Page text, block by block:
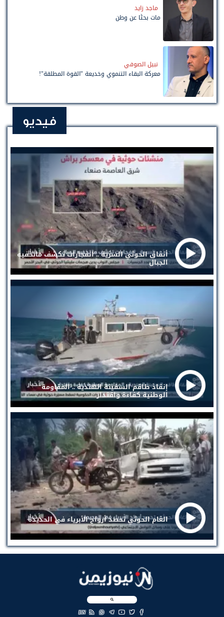
ماجد زايد
مات بحثًا عن وطن
نبيل الصوفي
معركة البقاء التنموي وخديعة "القوة المطلقة"!
فيديو
أنفاق الحوثي السرية .. انفجارات تكشف ماتخفيه
الجبال
إنقاذ طاقم السفينة الهندية .. المقاومة
الوطنية كفاءة واقتدار
الغام الحوثي تحصد أرواح الأبرياء في الحديدة
EN